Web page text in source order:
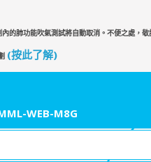
的肺功能吹氣測試將自動取消。不便之處，敬
(按此了解)
WEB-M8G